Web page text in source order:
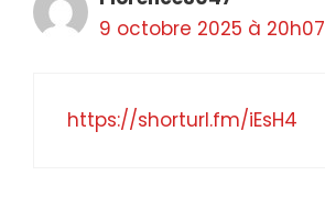
9 octobre 2025 à 20h07
https://shorturl.fm/iEsH4